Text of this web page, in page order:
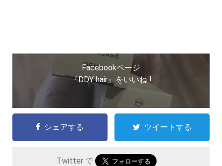
Facebookページ
『DDY hair』をいいね !
シェアする ツイートする
Twitter で